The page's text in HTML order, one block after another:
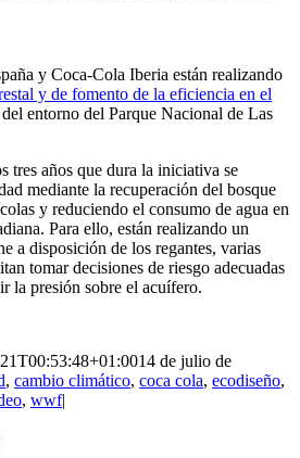
y Coca-Cola Iberia están realizando
y de fomento de la eficiencia en el
entorno del Parque Nacional de Las
tres años que dura la iniciativa se
mediante la recuperación del bosque
y reduciendo el consumo de agua en
Para ello, están realizando un
a disposición de los regantes, varias
tomar decisiones de riesgo adecuadas
la presión sobre el acuífero.
14 de julio de
, cambio climático, coca cola, ecodiseño,
, wwf|